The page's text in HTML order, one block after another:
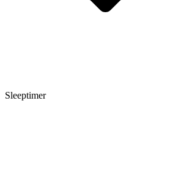
Sleeptimer